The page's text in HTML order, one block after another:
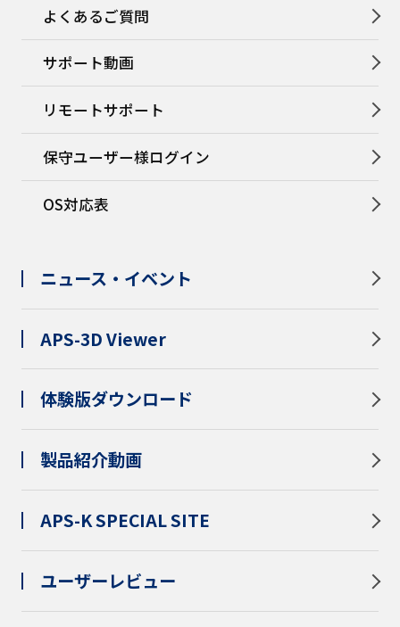
よくあるご質問
サポート動画
リモートサポート
保守ユーザー様ログイン
OS対応表
ニュース・イベント
APS-3D Viewer
体験版ダウンロード
製品紹介動画
APS-K SPECIAL SITE
ユーザーレビュー